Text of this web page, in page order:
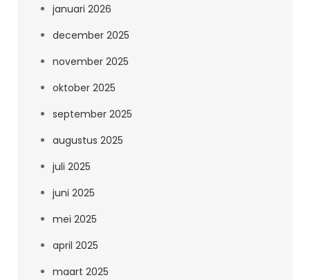
januari 2026
december 2025
november 2025
oktober 2025
september 2025
augustus 2025
juli 2025
juni 2025
mei 2025
april 2025
maart 2025